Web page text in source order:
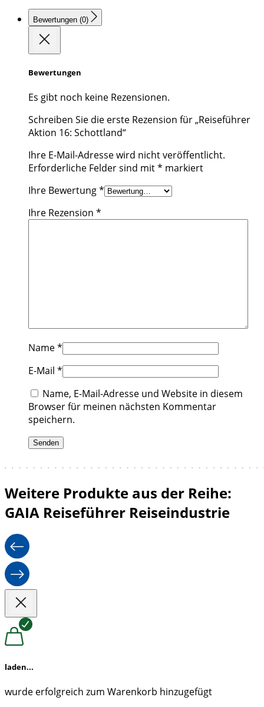
Bewertungen (0)
Bewertungen
Es gibt noch keine Rezensionen.
Schreiben Sie die erste Rezension für „Reiseführer
Aktion 16: Schottland“
Ihre E-Mail-Adresse wird nicht veröffentlicht.
Erforderliche Felder sind mit* markiert
Ihre Bewertung*
Ihre Rezension *
Name*
E-Mail *
Name, E-Mail-Adresse und Website in diesem
Browser für meinen nächsten Kommentar
speichern.
Weitere Produkte aus der Reihe:
GAIA Reiseführer Reiseindustrie
laden...
wurde erfolgreich zum Warenkorb hinzugefügt